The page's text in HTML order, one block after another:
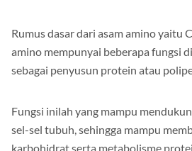
Rumus dasar dari asam amino yaitu
amino mempunyai beberapa fungsi
sebagai penyusun protein atau
Fungsi inilah yang mampu
sel-sel tubuh, sehingga mampu
karbohidrat serta metabolisme